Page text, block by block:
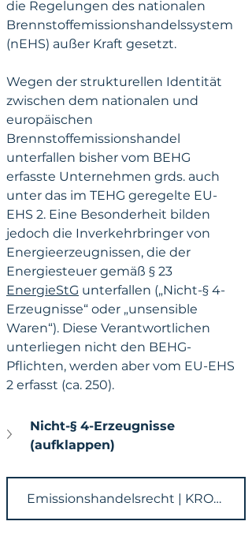
die Regelungen des nationalen
Brennstoffemissionshandelssystem
(nEHS) außer Kraft gesetzt.
Wegen der strukturellen Identität
zwischen dem nationalen und
europäischen
Brennstoffemissionshandel
unterfallen bisher vom BEHG
erfasste Unternehmen grds. auch
unter das im TEHG geregelte EU-
EHS 2. Eine Besonderheit bilden
jedoch die Inverkehrbringer von
Energieerzeugnissen, die der
Energiesteuer gemäß § 23
EnergieStG unterfallen („Nicht-§ 4-
Erzeugnisse“ oder „unsensible
Waren“). Diese Verantwortlichen
unterliegen nicht den BEHG-
Pflichten, werden aber vom EU-EHS
2 erfasst (ca. 250).
Nicht-§ 4-Erzeugnisse
(aufklappen)
Emissionshandelsrecht | KRONSTEYN